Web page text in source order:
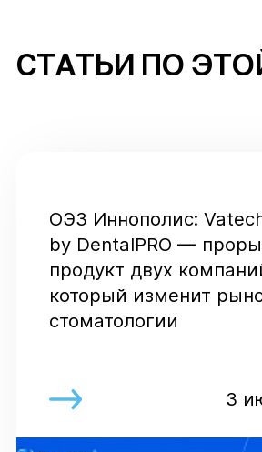
СТАТЬИ ПО
ОЭЗ Иннополис:
by DentalPRO —
продукт двух
который изменит
стоматологии
3